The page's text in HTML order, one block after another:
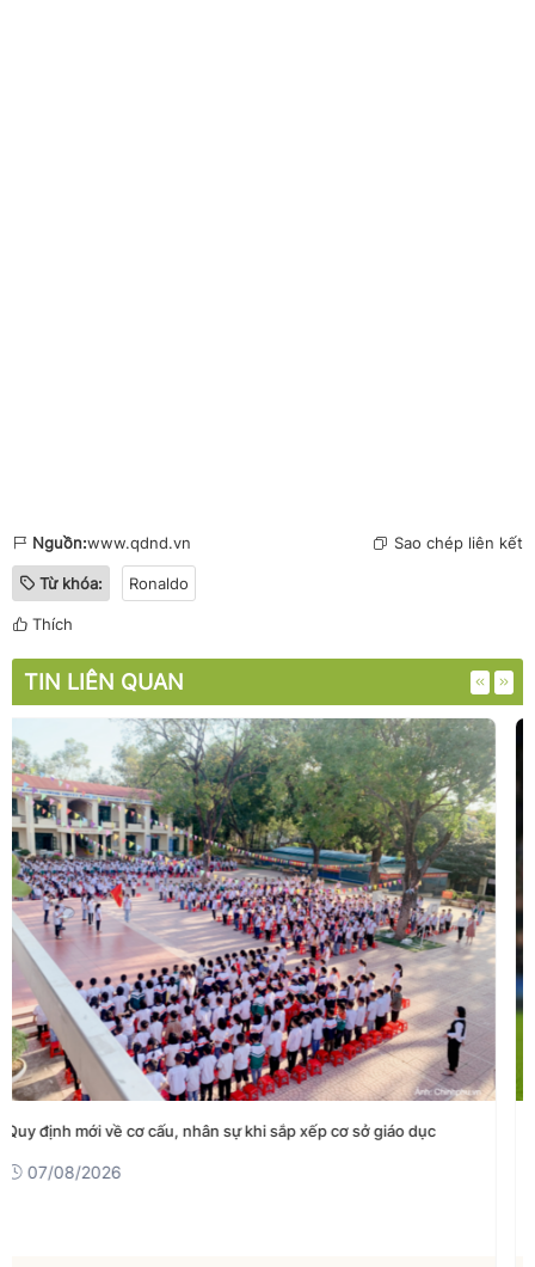
Nguồn:www.qdnd.vn Sao chép liên kết
Từ khóa: Ronaldo
Thích
TIN LIÊN QUAN
Tin thể thao (7-8): Đội tuyển Việt Nam quyết đấu trước